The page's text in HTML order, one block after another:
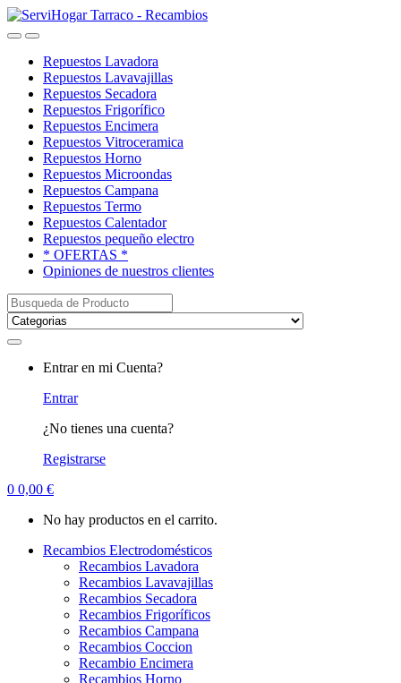
Saltar
a
saltar
al
OpenClose
Repuestos Lavadora
Repuestos Lavavajillas
Repuestos Secadora
Repuestos Frigorífico
Repuestos Encimera
Repuestos Vitroceramica
Repuestos Horno
Repuestos Microondas
Repuestos Campana
Repuestos Termo
Repuestos Calentador
Repuestos pequeño electro
* OFERTAS *
Opiniones de nuestros clientes
Buscar:
Entrar en mi Cuenta?
Entrar
¿No tienes una cuenta?
Registrarse
0 0,00 €
No hay productos en el carrito.
Recambios Electrodomésticos
Recambios Lavadora
Recambios Lavavajillas
Recambios Secadora
Recambios Frigoríficos
Recambios Campana
Recambios Coccion
Recambio Encimera
Recambios Horno